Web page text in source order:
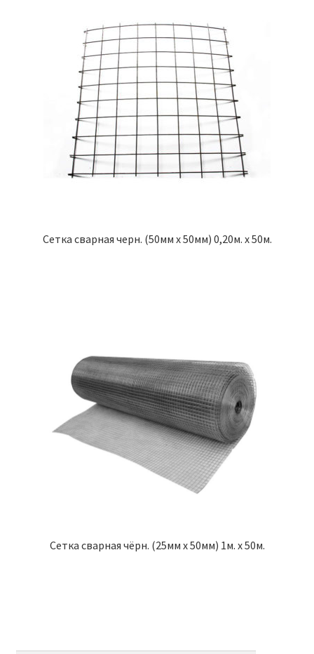
Сетка сварная черн. (50мм х 50мм) 0,20м. х 50м.
Сетка сварная чёрн. (25мм х 50мм) 1м. х 50м.